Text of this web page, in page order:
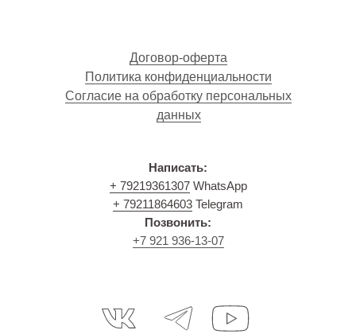
Договор-оферта
Политика конфиденциальности
Согласие на обработку персональных
данных
Написать:
+ 79219361307WhatsApp
+ 79211864603 Telegram
Позвонить:
+7 921 936-13-07